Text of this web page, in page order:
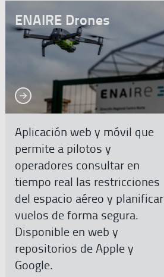
ENAIRE Drones
Ver más
Aplicación web y móvil que
permite a pilotos y
operadores consultar en
tiempo real las restricciones
del espacio aéreo y planificar
vuelos de forma segura.
Disponible en web y
repositorios de Apple y
Google.